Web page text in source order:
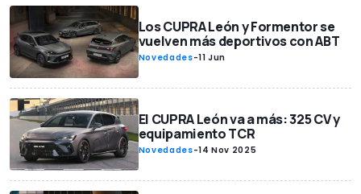
Los CUPRA León y Formentor se
vuelven más deportivos con ABT
Novedades-11 Jun
El CUPRA León va a más: 325 CV y
equipamiento TCR
Novedades-14 Nov 2025